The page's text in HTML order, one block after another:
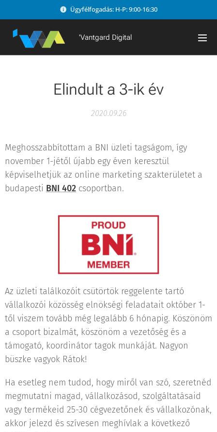
Ügyfélfogadás: H-P: 9:00-16:30
'Vantgard Digital
Elindult a 3-ik év
2020.09.26
Meghosszabbítottam a BNI üzleti tagságom, így
november 1-jétől újabb egy éven keresztül
képviselhetjük az online marketing szakterületet a
budapesti BNI 402 csoportban.
Az üzleti találkozóit csütörtök reggelente tartó
vállalkozói közösség elnökségi feladatait október 1-
től viszem tovább még legalább 6 hónapig. Köszönöm
a csoport bizalmát, köszönöm a vezetőség és a
támogató, koordinátor tagok munkáját. Nagyon
büszke vagyok Rátok!
Ha esetleg nem tudod, hogy miről van szó, szeretnéd
megmutatni magad, vállalkozásod, szolgáltatásaid
vagy termékeid 25-30 cégvezetőnek és vállalkozónak,
akkor jelezd és szívesen meghívlak a következő